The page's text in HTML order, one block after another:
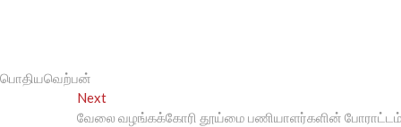
பொதியவெற்பன்
NextNext
post:
வேலை வழங்கக்கோரி தூய்மை பணியாளர்களின்